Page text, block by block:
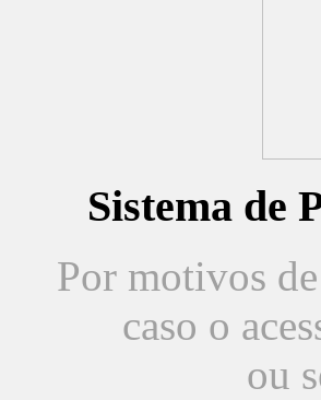
Sistema de
Por motivos
caso o
ou